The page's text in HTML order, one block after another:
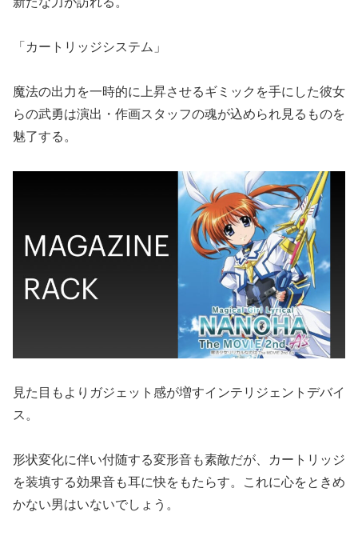
「カートリッジシステム」
魔法の出力を一時的に上昇させるギミックを手にした彼女
らの武勇は演出・作画スタッフの魂が込められ見るものを
魅了する。
見た目もよりガジェット感が増すインテリジェントデバイ
ス。
形状変化に伴い付随する変形音も素敵だが、カートリッジ
を装填する効果音も耳に快をもたらす。これに心をときめ
かない男はいないでしょう。